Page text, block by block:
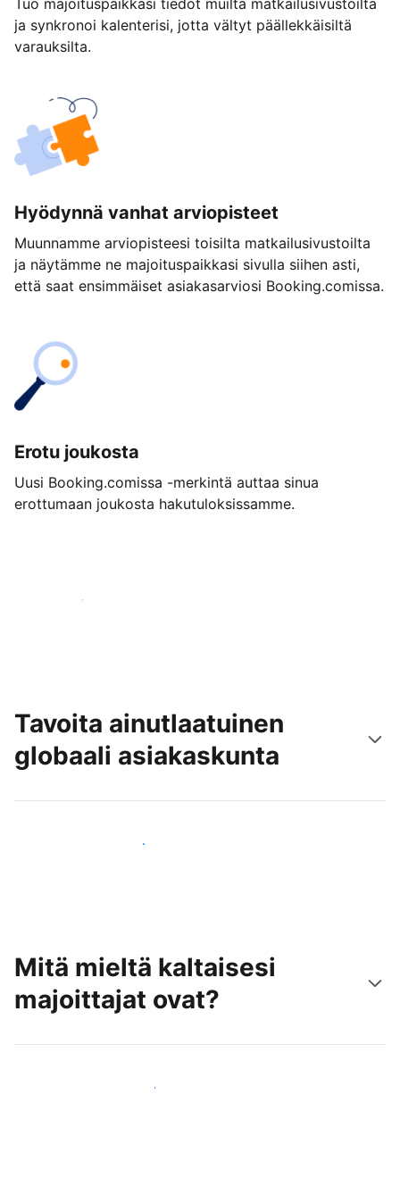
Tuo majoituspaikkasi tiedot muilta matkailusivustoilta
ja synkronoi kalenterisi, jotta vältyt päällekkäisiltä
varauksilta.
Hyödynnä vanhat arviopisteet
Muunnamme arviopisteesi toisilta matkailusivustoilta
ja näytämme ne majoituspaikkasi sivulla siihen asti,
että saat ensimmäiset asiakasarviosi Booking.comissa.
Erotu joukosta
Uusi Booking.comissa -merkintä auttaa sinua
erottumaan joukosta hakutuloksissamme.
Aloita jo tänään
Tavoita ainutlaatuinen
globaali asiakaskunta
Tavoita uusia asiakkaita jo tänään
Mitä mieltä kaltaisesi
majoittajat ovat?
Liity kaltaistesi majoittajien joukkoon